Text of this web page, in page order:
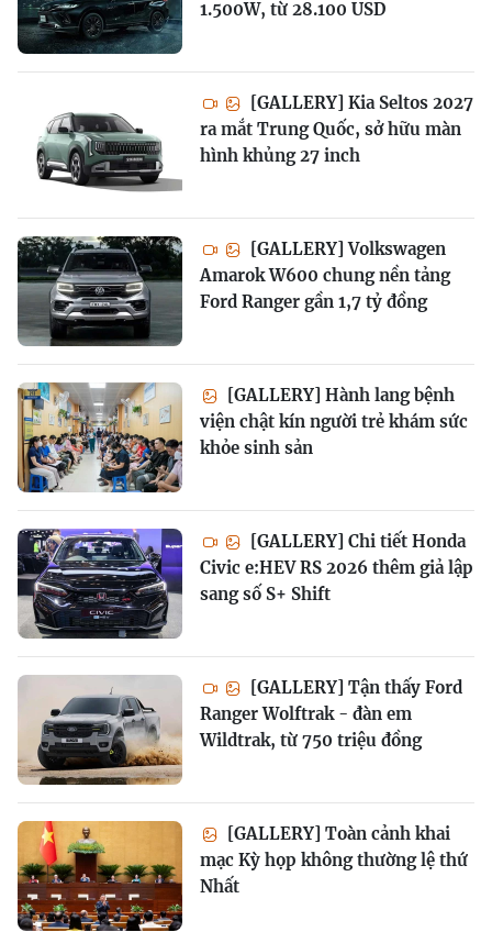
1.500W, từ 28.100 USD
[GALLERY] Kia Seltos 2027
ra mắt Trung Quốc, sở hữu màn
hình khủng 27 inch
[GALLERY] Volkswagen
Amarok W600 chung nền tảng
Ford Ranger gần 1,7 tỷ đồng
[GALLERY] Hành lang bệnh
viện chật kín người trẻ khám sức
khỏe sinh sản
[GALLERY] Chi tiết Honda
Civic e:HEV RS 2026 thêm giả lập
sang số S+ Shift
[GALLERY] Tận thấy Ford
Ranger Wolftrak - đàn em
Wildtrak, từ 750 triệu đồng
[GALLERY] Toàn cảnh khai
mạc Kỳ họp không thường lệ thứ
Nhất